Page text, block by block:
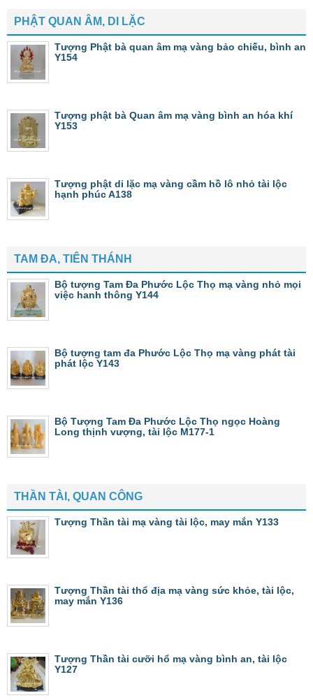
PHẬT QUAN ÂM, DI LẶC
Tượng Phật bà quan âm mạ vàng bảo chiếu, bình an
Y154
Tượng phật bà Quan âm mạ vàng bình an hóa khí
Y153
Tượng phật di lặc mạ vàng cầm hồ lô nhỏ tài lộc
hạnh phúc A138
TAM ĐA, TIÊN THÁNH
Bộ tượng Tam Đa Phước Lộc Thọ mạ vàng nhỏ mọi
việc hanh thông Y144
Bộ tượng tam đa Phước Lộc Thọ mạ vàng phát tài
phát lộc Y143
Bộ Tượng Tam Đa Phước Lộc Thọ ngọc Hoàng
Long thịnh vượng, tài lộc M177-1
THẦN TÀI, QUAN CÔNG
Tượng Thần tài mạ vàng tài lộc, may mắn Y133
Tượng Thần tài thổ địa mạ vàng sức khỏe, tài lộc,
may mắn Y136
Tượng Thần tài cưỡi hổ mạ vàng bình an, tài lộc
Y127